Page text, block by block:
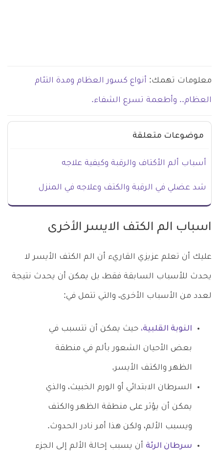
معلومات تهمك: أنواع كسور العظام ومدة التئام
العظام.. وأطعمة تسرع الشفاء.
موضوعات متعلقة
أسباب ألم الأكتاف والرقبة وكيفية علاجه
شد عضلي في الرقبة والكتف وعلاجه في المنزل
اسباب الم الكتف الايسر الأخرى
عليك أن تعلم عزيزي القاريء أن الم الكتف الأيسر لا
يحدث للأسباب السابقة فقط، بل يمكن أن يحدث نتيجة
لعدد من الأسباب الأخرى، والتي تتمل في:
النوبة القلبية، حيث يمكن أن تتسبب في
بعض الأحيان الشعور بألم في منطقة
الظهر والكتف الأيسر.
السرطان الابتدائي أو الورم الخبيث، والذي
يمكن أن يؤثر على منطقة الظهر والكتف
ويسبب الألم، ولكن هذا أمر نادر الحدوث.
سرطان الرئة أن يسبب إحالة الألم إلى الجزء